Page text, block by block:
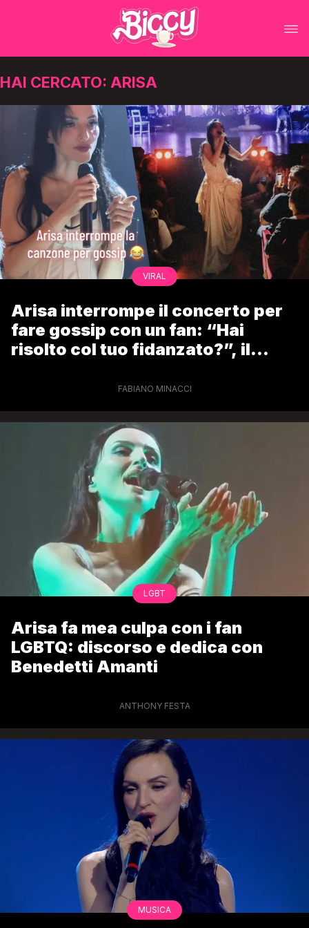
HAI CERCATO: ARISA
VIRAL
Arisa interrompe il concerto per
fare gossip con un fan: “Hai
risolto col tuo fidanzato?”, il
FABIANO MINACCI
LGBT
Arisa fa mea culpa con i fan
LGBTQ: discorso e dedica con
Benedetti Amanti
ANTHONY FESTA
MUSICA